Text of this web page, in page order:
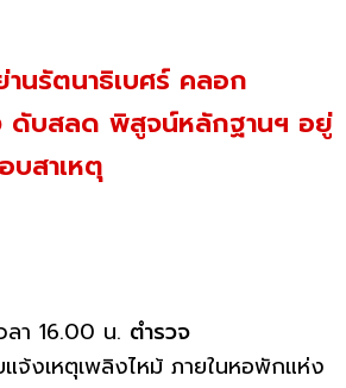
นรัตนาธิเบศร์ คลอก
ดับสลด พิสูจน์หลักฐานฯ อยู่
บสาเหตุ
ลา 16.00 น. ตำรวจ
แจ้งเหตุเพลิงไหม้ ภายในหอพักแห่ง